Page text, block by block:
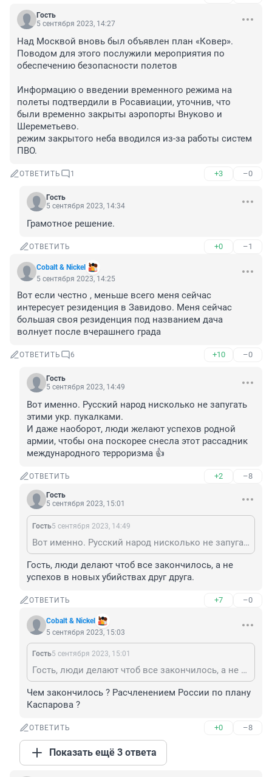
Гость
5 сентября 2023, 14:27
Над Москвой вновь был объявлен план «Ковер».
Поводом для этого послужили мероприятия по
обеспечению безопасности полетов
Информацию о введении временного режима на
полеты подтвердили в Росавиации, уточнив, что
были временно закрыты аэропорты Внуково и
Шереметьево.
режим закрытого неба вводился из-за работы систем
ПВО.
ОТВЕТИТЬ 1 +3 –0
Гость
5 сентября 2023, 14:34
Грамотное решение.
ОТВЕТИТЬ +0 –1
Cobalt & Nickel
5 сентября 2023, 14:25
Вот если честно , меньше всего меня сейчас
интересует резиденция в Завидово. Меня сейчас
большая своя резиденция под названием дача
волнует после вчерашнего града
ОТВЕТИТЬ 6 +10 –0
Гость
5 сентября 2023, 14:49
Вот именно. Русский народ нисколько не запугать
этими укр. пукалками.
И даже наоборот, люди желают успехов родной
армии, чтобы она поскорее снесла этот рассадник
международного терроризма 👍
ОТВЕТИТЬ +2 –8
Гость
5 сентября 2023, 15:01
Гость5 сентября 2023, 14:49
Вот именно. Русский народ нисколько не запугать этими укр. пукалками. И даже наоборот, люди желают успехов родной армии, чтобы она поскорее снесла этот рассадник международного терроризма 👍
Гость, люди делают чтоб все закончилось, а не
успехов в новых убийствах друг друга.
ОТВЕТИТЬ +7 –0
Cobalt & Nickel
5 сентября 2023, 15:03
Гость5 сентября 2023, 15:01
Гость, люди делают чтоб все закончилось, а не успехов в новых убийствах друг друга.
Чем закончилось ? Расчленением России по плану
Каспарова ?
ОТВЕТИТЬ +0 –8
Показать ещё 3 ответа